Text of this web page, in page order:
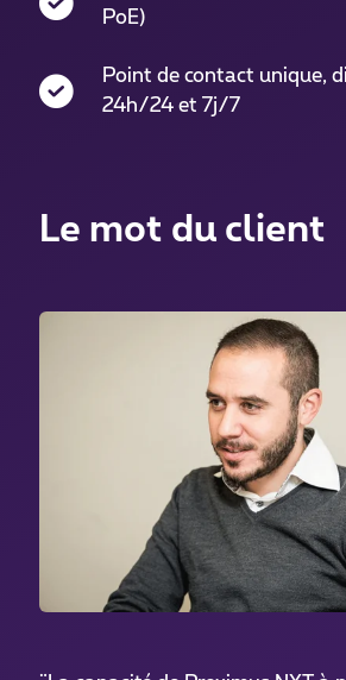
PoE)
Point de contact unique,
24h/24 et 7j/7
Le mot du client